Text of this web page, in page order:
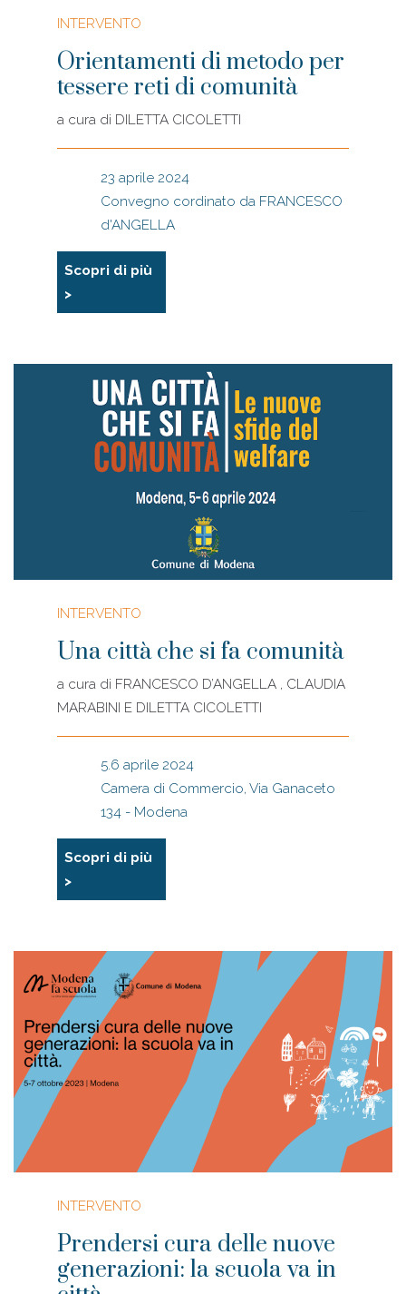
INTERVENTO
Orientamenti di metodo per
tessere reti di comunità
a cura di DILETTA CICOLETTI
23 aprile 2024
Convegno cordinato da FRANCESCO
d'ANGELLA
Scopri di più
>
INTERVENTO
Una città che si fa comunità
a cura di FRANCESCO D’ANGELLA , CLAUDIA
MARABINI E DILETTA CICOLETTI
5.6 aprile 2024
Camera di Commercio, Via Ganaceto
134 - Modena
Scopri di più
>
INTERVENTO
Prendersi cura delle nuove
generazioni: la scuola va in